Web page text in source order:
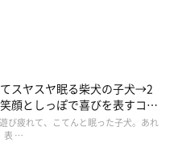
スヤスヤ眠る柴犬の子犬→2
顔としっぽで喜びを表すコに
び疲れて、こてんと眠った子犬。あれ
表 …